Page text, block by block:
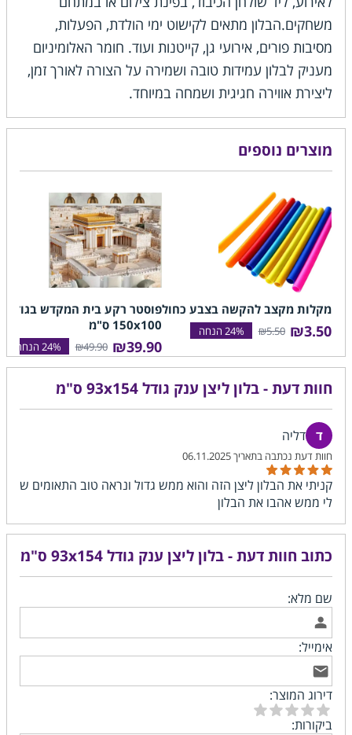
משחקים.הבלון מתאים לקישוט ימי הולדת, הפעלות,
מסיבות פורים, אירועי גן, קייטנות ועוד. חומר האלומיניום
מעניק לבלון עמידות טובה ושמירה על הצורה לאורך זמן,
ליצירת אווירה חגיגית ושמחה במיוחד.
חוות דעת - בלון ליצן ענק גודל 93x154 ס"מ
דליה
קניתי את הבלון ליצן הזה והוא ממש גדול ונראה טוב התאומים ש
לי ממש אהבו את הבלון
כתוב חוות דעת - בלון ליצן ענק גודל 93x154 ס"מ
שם מלא:
אימייל:
דירוג המוצר:
ביקורות:
מוצרים נוספים
מקלות מקצב להקשה בצבע כחול
₪3.50
₪5.50
פוסטר רקע בית המקדש בגודל
150x100 ס"מ
₪39.90
₪49.90